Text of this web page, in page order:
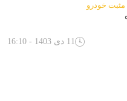
مثبت خودرو
11 دی 1403 - 16:10